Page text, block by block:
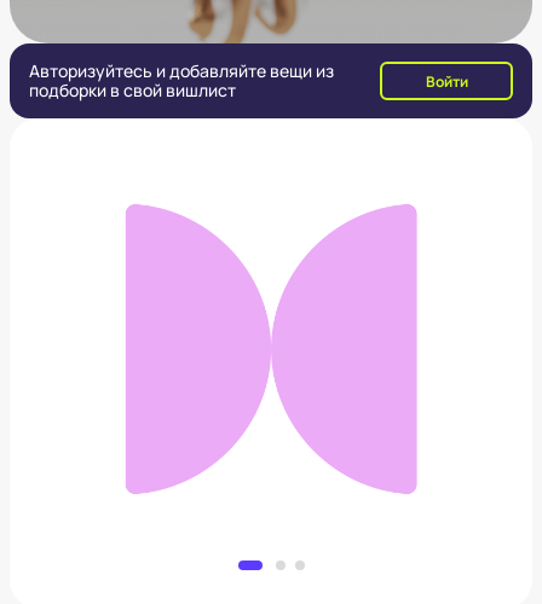
Авторизуйтесь и добавляйте вещи из
подборки в свой вишлист
Войти
Вакуумный упаковщик Tuvio
6 368 ₽
Добавить в вишлист